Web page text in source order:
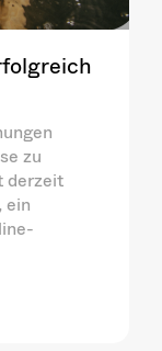
zu
derzeit
ein